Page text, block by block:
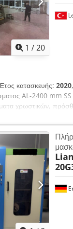
1 /20
κατασκευής: 2020
AL-2400 mm SS
χρωστικών,
και ένα
με αρνητική
σε ύφασμα μέσω
μέτρο) -Βάρος
1500 kW